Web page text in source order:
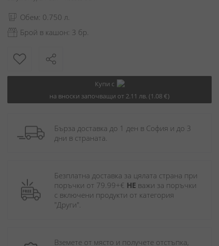
Обем: 0.750 л.
Брой в кашон: 3 бр.
Купи с
на вноски започващи от 2.11 лв. (1.08 €)
Бърза доставка до 1 ден в София и до 3
дни в страната.
Безплатна доставка за цялата страна при
поръчки от 79.99+€ НЕ важи за поръчки
с включени продукти от категория
"Други".
Вземете от място и получете отстъпка,